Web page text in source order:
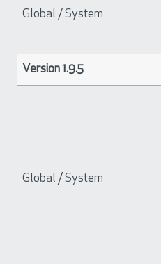
Global / System
Version 1.9.5
Global / System